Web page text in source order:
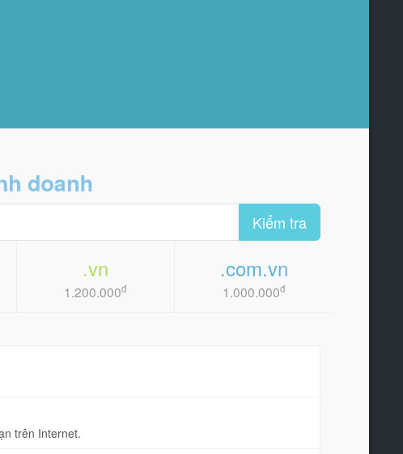
doanh
Kiểm tra
.vn
1.200.000đ
.com.vn
1.000.000đ
trên Internet.